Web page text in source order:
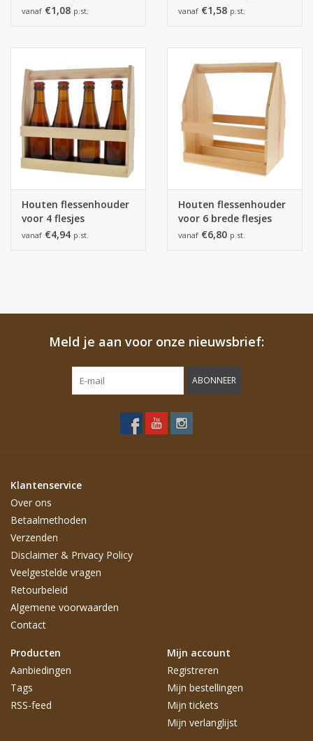
vanaf €1,08 p.st. vanaf €1,58 p.st.
Houten flessenhouder
voor 4 flesjes
vanaf €4,94 p.st.
Houten flessenhouder
voor 6 brede flesjes
vanaf €6,80 p.st.
Meld je aan voor onze nieuwsbrief:
ABONNEER
Klantenservice
Over ons
Betaalmethoden
Verzenden
Disclaimer & Privacy Policy
Veelgestelde vragen
Retourbeleid
Algemene voorwaarden
Contact
Producten
Aanbiedingen
Tags
RSS-feed
Mijn account
Registreren
Mijn bestellingen
Mijn tickets
Mijn verlanglijst